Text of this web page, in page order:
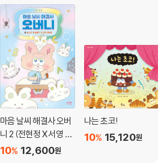
마음 날씨 해결사 오버
니 2 (전현정 X 서영 작
가 친필 사인본)
12,600원
10%
나는 초코!
15,120원
10%